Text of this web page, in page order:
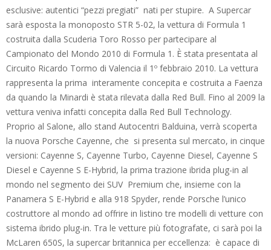
esclusive: autentici “pezzi pregiati” nati per stupire. A Supercar
sarà esposta la monoposto STR 5-02, la vettura di Formula 1
costruita dalla Scuderia Toro Rosso per partecipare al
Campionato del Mondo 2010 di Formula 1. È stata presentata al
Circuito Ricardo Tormo di Valencia il 1º febbraio 2010. La vettura
rappresenta la prima interamente concepita e costruita a Faenza
da quando la Minardi è stata rilevata dalla Red Bull. Fino al 2009 la
vettura veniva infatti concepita dalla Red Bull Technology.
Proprio al Salone, allo stand Autocentri Balduina, verrà scoperta
la nuova Porsche Cayenne, che si presenta sul mercato, in cinque
versioni: Cayenne S, Cayenne Turbo, Cayenne Diesel, Cayenne S
Diesel e Cayenne S E-Hybrid, la prima trazione ibrida plug-in al
mondo nel segmento dei SUV Premium che, insieme con la
Panamera S E-Hybrid e alla 918 Spyder, rende Porsche l’unico
costruttore al mondo ad offrire in listino tre modelli di vetture con
sistema ibrido plug-in. Tra le vetture più fotografate, ci sarà poi la
McLaren 650S, la supercar britannica per eccellenza: è capace di